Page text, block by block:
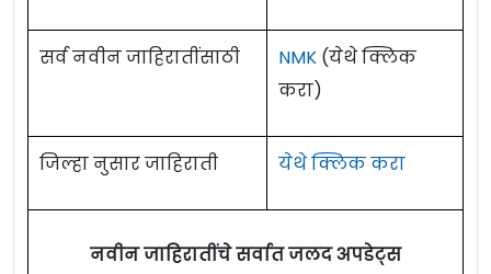
सर्व नवीन जाहिरातींसाठी NMK (येथे क्लिक
करा)
जिल्हा नुसार जाहिराती येथे क्लिक करा
नवीन जाहिरातींचे सर्वात जलद अपडेट्स